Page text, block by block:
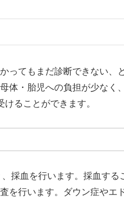
ってもまだ診断できない、
体・胎児への負担が少なく
ることができます。
採血を行います。採血す
を行います。ダウン症やエ